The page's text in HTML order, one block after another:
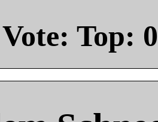
Vote: Top: 0